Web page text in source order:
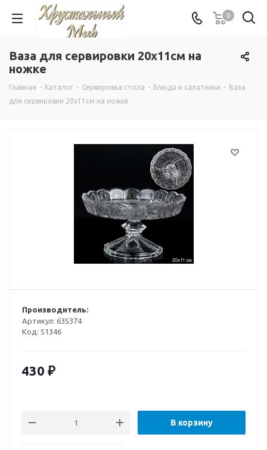
0
Ваза для сервировки 20х11см на
ножке
Главная - Каталог - Сервировка стола - Блюда и салатники - Ваза
для сервировки 20х11см на ножке
Производитель:
Артикул: 635374
Код: 51346
430 ₽
В корзину